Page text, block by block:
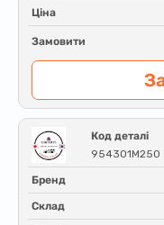
Ціна
Замовити
Код деталі
954301M250
Бренд
Склад